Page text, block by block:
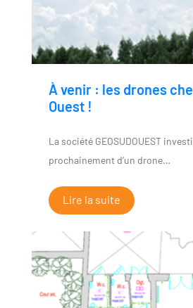
À venir : les drones
Ouest !
La société GEOSUDOUEST
prochainement d’un drone…
Lire la suite